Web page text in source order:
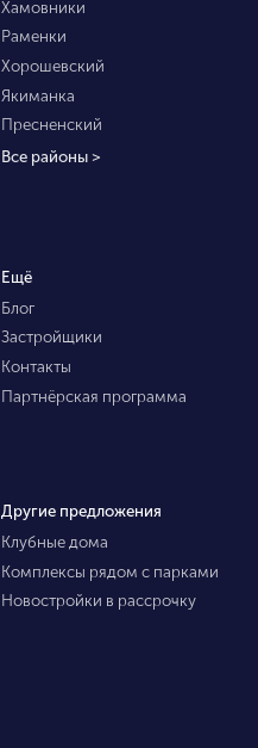
Хамовники
Раменки
Хорошевский
Якиманка
Пресненский
Все районы >
Ещё
Блог
Застройщики
Контакты
Партнёрская программа
Другие предложения
Клубные дома
Комплексы рядом с парками
Новостройки в рассрочку